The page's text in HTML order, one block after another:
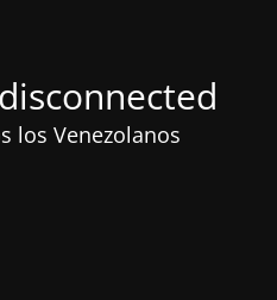
los Venezolanos